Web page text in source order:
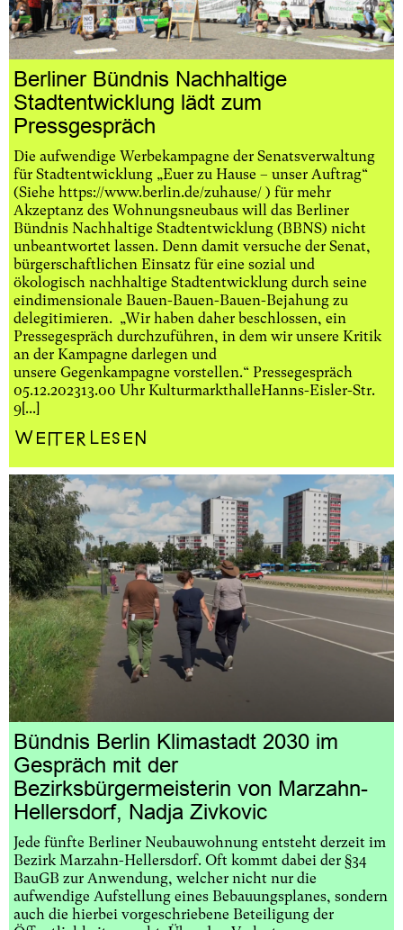
Berliner Bündnis Nachhaltige
Stadtentwicklung lädt zum
Pressgespräch
Die aufwendige Werbekampagne der Senatsverwaltung
für Stadtentwicklung „Euer zu Hause – unser Auftrag“
(Siehe https://www.berlin.de/zuhause/ ) für mehr
Akzeptanz des Wohnungsneubaus will das Berliner
Bündnis Nachhaltige Stadtentwicklung (BBNS) nicht
unbeantwortet lassen. Denn damit versuche der Senat,
bürgerschaftlichen Einsatz für eine sozial und
ökologisch nachhaltige Stadtentwicklung durch seine
eindimensionale Bauen-Bauen-Bauen-Bejahung zu
delegitimieren. „Wir haben daher beschlossen, ein
Pressegespräch durchzuführen, in dem wir unsere Kritik
an der Kampagne darlegen und
unsere Gegenkampagne vorstellen.“ Pressegespräch
05.12.202313.00 Uhr KulturmarkthalleHanns-Eisler-Str.
9[...]
Weiterlesen
Bündnis Berlin Klimastadt 2030 im
Gespräch mit der
Bezirksbürgermeisterin von Marzahn-
Hellersdorf, Nadja Zivkovic
Jede fünfte Berliner Neubauwohnung entsteht derzeit im
Bezirk Marzahn-Hellersdorf. Oft kommt dabei der §34
BauGB zur Anwendung, welcher nicht nur die
aufwendige Aufstellung eines Bebauungsplanes, sondern
auch die hierbei vorgeschriebene Beteiligung der